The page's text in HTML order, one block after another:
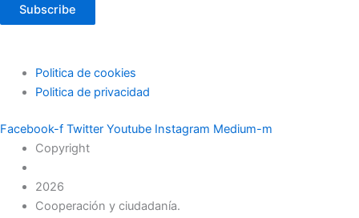
Subscribe
Politica de cookies
Politica de privacidad
Facebook-f Twitter Youtube Instagram Medium-m
Copyright
2026
Cooperación y ciudadanía.